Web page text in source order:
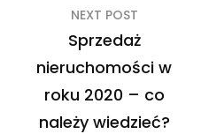
NEXT POST
Sprzedaż
nieruchomości w
roku 2020 – co
należy wiedzieć?